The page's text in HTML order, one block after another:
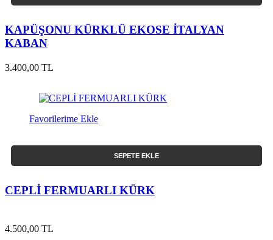
KAPÜŞONU KÜRKLÜ EKOSE İTALYAN
KABAN
3.400,00 TL
Favorilerime Ekle
SEPETE EKLE
CEPLİ FERMUARLI KÜRK
4.500,00 TL